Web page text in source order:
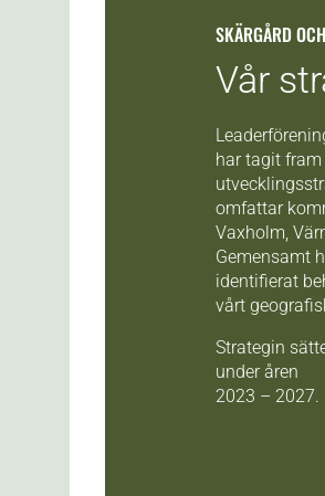
SKÄRGÅRD
Vår
har tagit
omfattar
Vaxholm,
Gemensamt
identifierat
vårt
Strategin
under åren
2023 – 2027.